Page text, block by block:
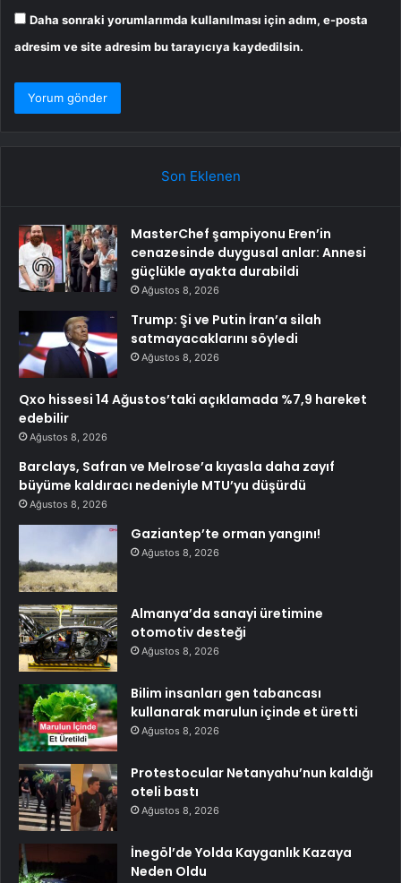
Daha sonraki yorumlarımda kullanılması için adım, e-posta
adresim ve site adresim bu tarayıcıya kaydedilsin.
Son Eklenen
MasterChef şampiyonu Eren’in
cenazesinde duygusal anlar: Annesi
güçlükle ayakta durabildi
Ağustos 8, 2026
Trump: Şi ve Putin İran’a silah
satmayacaklarını söyledi
Ağustos 8, 2026
Qxo hissesi 14 Ağustos’taki açıklamada %7,9 hareket
edebilir
Ağustos 8, 2026
Barclays, Safran ve Melrose’a kıyasla daha zayıf
büyüme kaldıracı nedeniyle MTU’yu düşürdü
Ağustos 8, 2026
Gaziantep’te orman yangını!
Ağustos 8, 2026
Almanya’da sanayi üretimine
otomotiv desteği
Ağustos 8, 2026
Bilim insanları gen tabancası
kullanarak marulun içinde et üretti
Ağustos 8, 2026
Protestocular Netanyahu’nun kaldığı
oteli bastı
Ağustos 8, 2026
İnegöl’de Yolda Kayganlık Kazaya
Neden Oldu